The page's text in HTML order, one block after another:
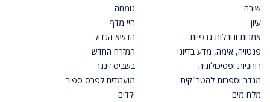
שירה
עיון
אמנות ונובלות גרפיות
פנטזיה, אימה, מדע בדיוני
רוחניות ופסיכולוגיה
מגדר וספרות להטב"קית
מלח מים
גומחה
חיי מדף
הדשא הגדול
המזרח החדש
בשביס זינגר
מועמדים לפרס ספיר
ילדים